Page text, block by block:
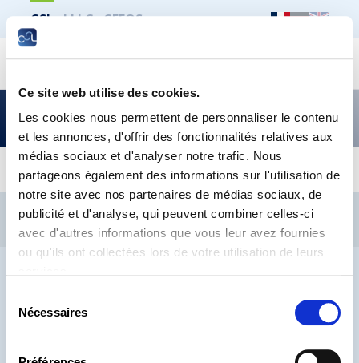
Ce site web utilise des cookies.
Les cookies nous permettent de personnaliser le contenu
et les annonces, d'offrir des fonctionnalités relatives aux
médias sociaux et d'analyser notre trafic. Nous
partageons également des informations sur l'utilisation de
notre site avec nos partenaires de médias sociaux, de
publicité et d'analyse, qui peuvent combiner celles-ci
avec d'autres informations que vous leur avez fournies
ou qu'ils ont collectées lors de votre utilisation de leurs
Nécessaires
CSL LLLC CEFOS
Le LLLC présent au Moovijob 2022
CSL LLLC
CEFOS
Contact
Jobs Inscription Newsletters